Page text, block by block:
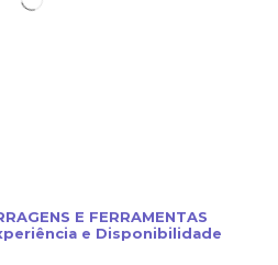
E FERRAMENTAS
e Disponibilidade